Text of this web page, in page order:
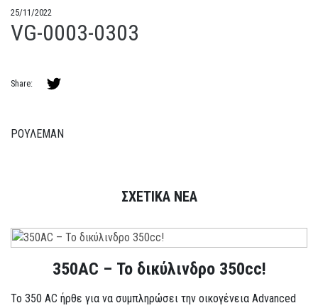
25/11/2022
VG-0003-0303
Share:
ΡΟΥΛΕΜΑΝ
ΣΧΕΤΙΚΑ ΝΕΑ
350AC – Το δικύλινδρο 350cc!
To 350 AC ήρθε για να συμπληρώσει την οικογένεια Advanced